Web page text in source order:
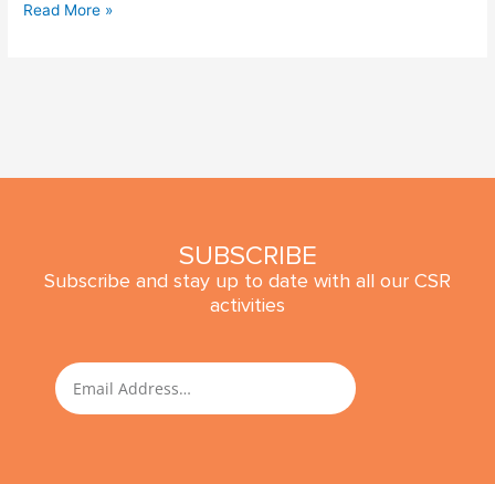
Read More »
SUBSCRIBE
Subscribe and stay up to date with all our CSR
activities
Email SUBMIT